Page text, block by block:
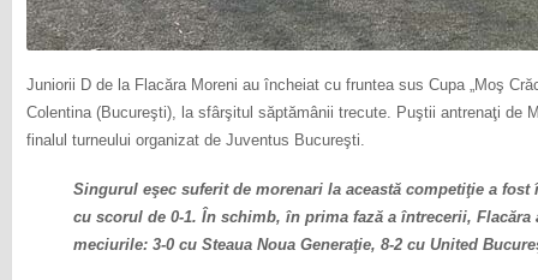
Juniorii D de la Flacăra Moreni au încheiat cu fruntea sus Cupa „Moş
Colentina (Bucureşti), la sfârşitul săptămânii trecute. Puştii antrenaţi de
finalul turneului organizat de Juventus Bucureşti.
Singurul eşec suferit de morenari la această competiţie a
cu scorul de 0-1. În schimb, în prima fază a întrecerii,
meciurile: 3-0 cu Steaua Noua Generaţie, 8-2 cu United